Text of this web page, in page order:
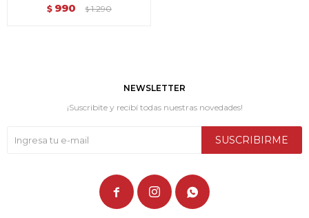
$ 990 $ 1.290
NEWSLETTER
¡Suscribite y recibí todas nuestras novedades!
SUSCRIBIRME
  